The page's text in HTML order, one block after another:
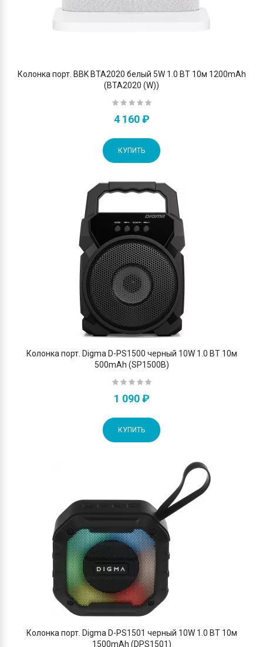
Колонка порт. BBK BTA2020 белый 5W 1.0 BT 10м 1200mAh
(BTA2020 (W))
4 160 ₽
КУПИТЬ
Колонка порт. Digma D-PS1500 черный 10W 1.0 BT 10м
500mAh (SP1500B)
1 090 ₽
КУПИТЬ
Колонка порт. Digma D-PS1501 черный 10W 1.0 BT 10м
1500mAh (DPS1501)